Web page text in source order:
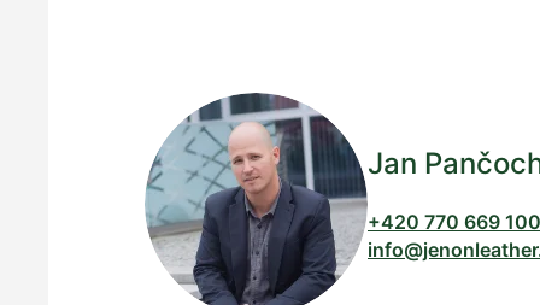
Jan
+420 770 669 100